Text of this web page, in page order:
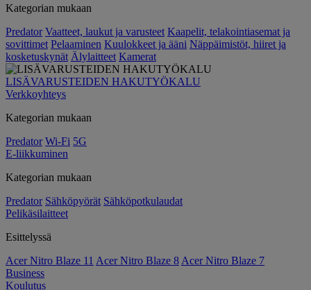
Kategorian mukaan
Predator Vaatteet, laukut ja varusteet Kaapelit, telakointiasemat ja
sovittimet Pelaaminen Kuulokkeet ja ääni Näppäimistöt, hiiret ja
kosketuskynät Älylaitteet Kamerat
LISÄVARUSTEIDEN HAKUTYÖKALU
Verkkoyhteys
Kategorian mukaan
Predator Wi-Fi 5G
E-liikkuminen
Kategorian mukaan
Predator Sähköpyörät Sähköpotkulaudat
Pelikäsilaitteet
Esittelyssä
Acer Nitro Blaze 11 Acer Nitro Blaze 8 Acer Nitro Blaze 7
Business
Koulutus